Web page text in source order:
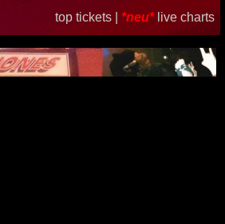
top tickets | *neu* live charts